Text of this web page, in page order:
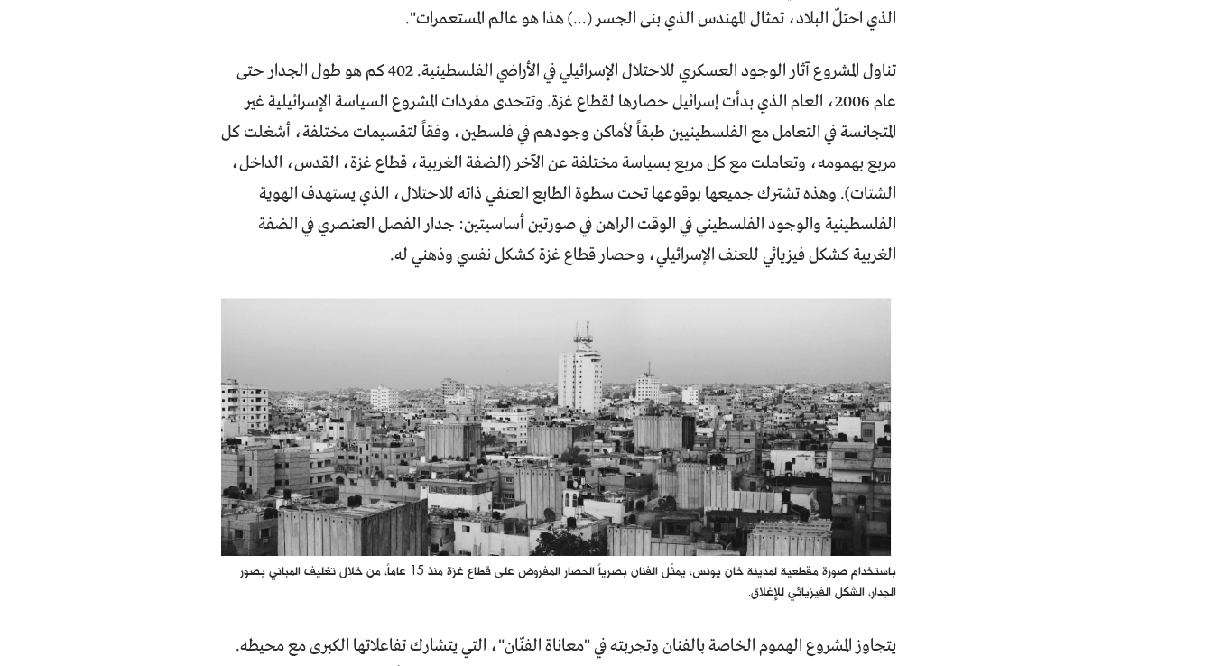
الذي احتلّ البلاد، تمثال المهندس الذي بنى الجسر (...) هذا هو عالم المستعمرات".
تناول المشروع آثار الوجود العسكري للاحتلال الإسرائيلي في الأراضي الفلسطينية. 402 كم هو طول الجدار حتى
عام 2006، العام الذي بدأت إسرائيل حصارها لقطاع غزة. وتتحدى مفردات المشروع السياسة الإسرائيلية غير
المتجانسة في التعامل مع الفلسطينيين طبقاً لأماكن وجودهم في فلسطين، وفقاً لتقسيمات مختلفة، أشغلت كل
مربع بهمومه، وتعاملت مع كل مربع بسياسة مختلفة عن الآخر (الضفة الغربية، قطاع غزة، القدس، الداخل،
الشتات). وهذه تشترك جميعها بوقوعها تحت سطوة الطابع العنفي ذاته للاحتلال، الذي يستهدف الهوية
الفلسطينية والوجود الفلسطيني في الوقت الراهن في صورتين أساسيتين: جدار الفصل العنصري في الضفة
الغربية كشكل فيزيائي للعنف الإسرائيلي، وحصار قطاع غزة كشكل نفسي وذهني له.
باستخدام صورة مقطعية لمدينة خان يونس، يمثّل الفنان بصرياً الحصار المفروض على قطاع غزة منذ 15 عاماً، من خلال تغليف المباني بصور
الجدار، الشكل الفيزيائي للإغلاق.
يتجاوز المشروع الهموم الخاصة بالفنان وتجربته في "معاناة الفنّان"، التي يتشارك تفاعلاتها الكبرى مع محيطه.